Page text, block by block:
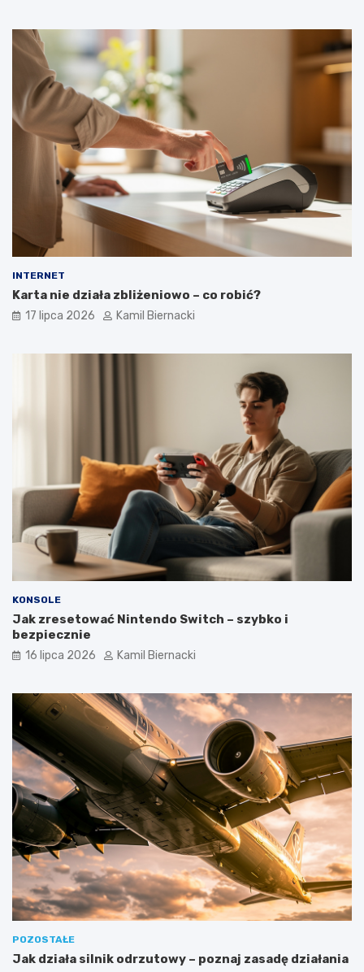
INTERNET
Karta nie działa zbliżeniowo – co robić?
17 lipca 2026 Kamil Biernacki
KONSOLE
Jak zresetować Nintendo Switch – szybko i
bezpiecznie
16 lipca 2026 Kamil Biernacki
POZOSTAŁE
Jak działa silnik odrzutowy – poznaj zasadę działania